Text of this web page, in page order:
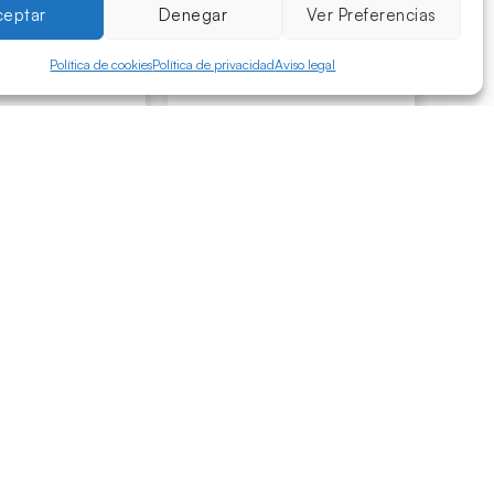
Denegar Ver Preferencias
Política de cookiesPolítica de privacidadAviso legal
Corporal Anticelulítico